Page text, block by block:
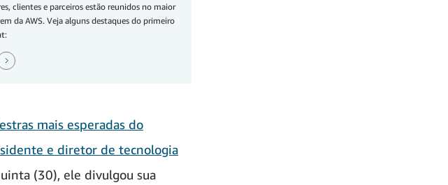
clientes e parceiros estão reunidos no maior
da AWS. Veja alguns destaques do primeiro
mais esperadas do
e diretor de tecnologia
(30), ele divulgou sua